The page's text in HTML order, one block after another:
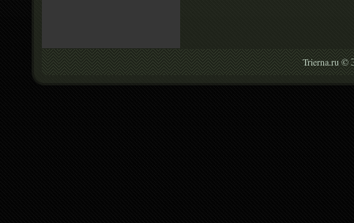
Trierna.ru ©